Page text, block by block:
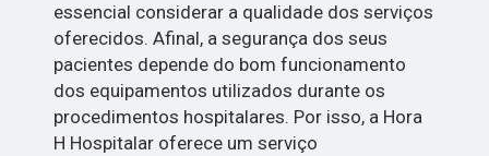
essencial considerar a qualidade dos serviços
oferecidos. Afinal, a segurança dos seus
pacientes depende do bom funcionamento
dos equipamentos utilizados durante os
procedimentos hospitalares. Por isso, a Hora
H Hospitalar oferece um serviço